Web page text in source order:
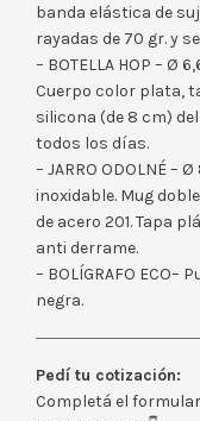
banda elástica de
rayadas de 70 gr. y
– BOTELLA HOP – Ø
Cuerpo color plata,
silicona (de 8 cm)
todos los días.
– JARRO ODOLNÉ –
inoxidable. Mug
de acero 201. Tapa
anti derrame.
– BOLÍGRAFO
negra.
Pedí tu cotización:
Completá el